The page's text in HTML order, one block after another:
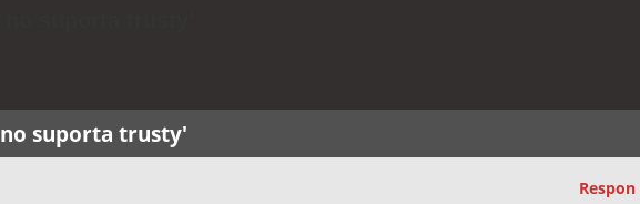
no suporta trusty'